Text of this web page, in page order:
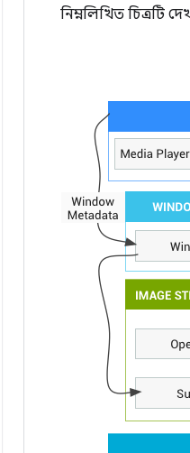
নিম্নলিখিত চিত্রটি